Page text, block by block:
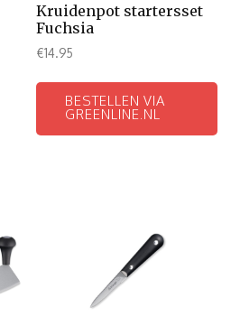
Kruidenpot startersset
Fuchsia
€14.95
BESTELLEN VIA
GREENLINE.NL